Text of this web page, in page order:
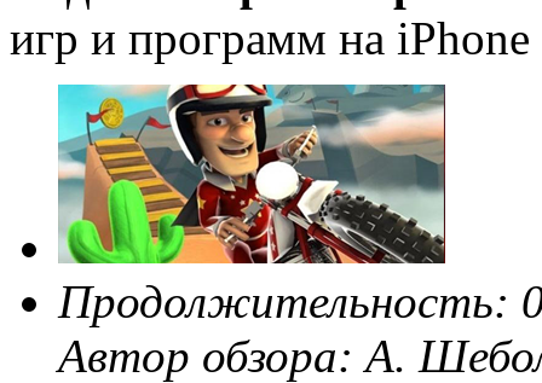
игр и программ на
Продолжительность:
Автор обзора:А.